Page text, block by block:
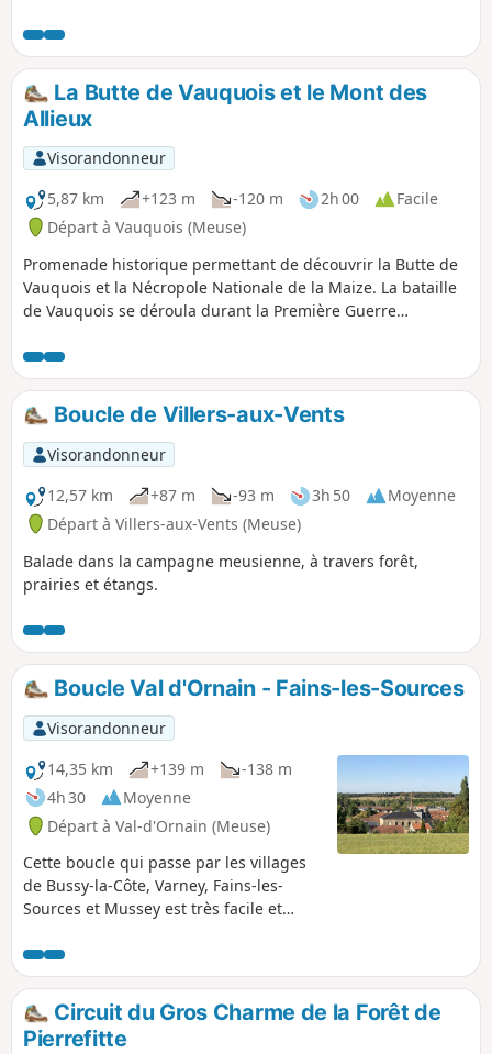
de découverte où vous trouverez des arbres de toute sortes,
noyer noir, sapin blanc, etc.
La Butte de Vauquois et le Mont des
Allieux
Visorandonneur
5,87 km
+123 m -120 m 2h 00
Facile
Départ à Vauquois (Meuse)
Promenade historique permettant de découvrir la Butte de
Vauquois et la Nécropole Nationale de la Maize. La bataille
de Vauquois se déroula durant la Première Guerre
nom, ce qui en faisait un lieu stratégique. Vauquois est un
haut-lieu de la guerre des mines, cette technique
consistant à creuser de profondes galeries et à y enfouir
des tonnes d'explosifs afin de causer d'importants dégâts
en surface avant de lancer un assaut.
Boucle de Villers-aux-Vents
Visorandonneur
12,57 km
+87 m -93 m 3h 50
Moyenne
Départ à Villers-aux-Vents (Meuse)
Balade dans la campagne meusienne, à travers forêt,
prairies et étangs.
Boucle Val d'Ornain - Fains-les-Sources
Visorandonneur
14,35 km
+139 m
-138 m
4h 30
Moyenne
Départ à Val-d'Ornain (Meuse)
Cette boucle qui passe par les villages
de Bussy-la-Côte, Varney, Fains-les-
Sources et Mussey est très facile et
André (XIX siècle) à Bussy, Sainte-
Catherine (XV et XVI siècles) à Fains et
Saint-Nicolas (XII-XVI siècles) à Mussey.
Circuit du Gros Charme de la Forêt de
Pierrefitte